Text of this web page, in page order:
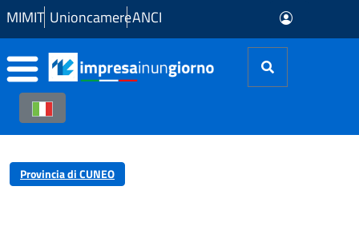
Skip to Main Content
MIMIT UnioncamereANCI
Provincia di CUNEO